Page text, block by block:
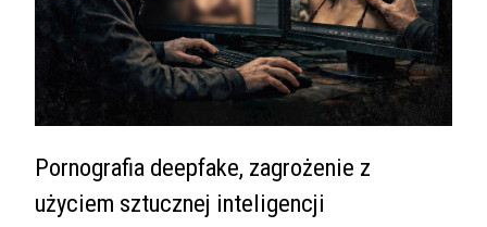
Pornografia deepfake, zagrożenie z
użyciem sztucznej inteligencji